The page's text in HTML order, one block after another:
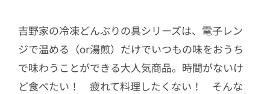
吉野家の冷凍どんぶりの具シリーズは、電子レン
ジで温める（or湯煎）だけでいつもの味をおうち
で味わうことができる大人気商品。時間がないけ
ど食べたい！ 疲れて料理したくない！ そんな